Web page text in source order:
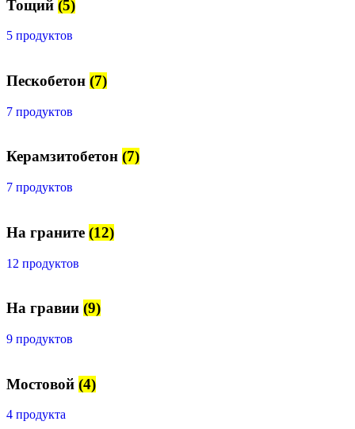
Тощий (5)
5 продуктов
Пескобетон (7)
7 продуктов
Керамзитобетон (7)
7 продуктов
На граните (12)
12 продуктов
На гравии (9)
9 продуктов
Мостовой (4)
4 продукта